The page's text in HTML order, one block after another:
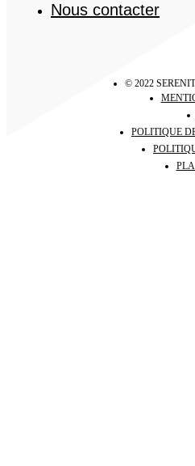
Nous contacter
© 2022
POLITIQUE